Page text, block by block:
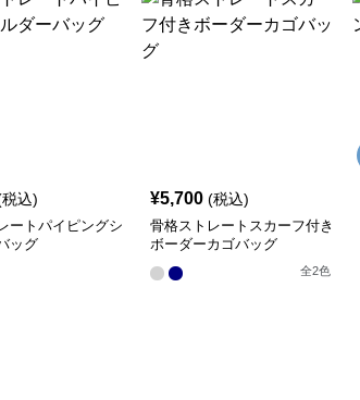
込)
ートパイピングシ
ッグ
¥5,700 (税込)
骨格ストレートスカーフ付き
ボーダーカゴバッグ
全2色